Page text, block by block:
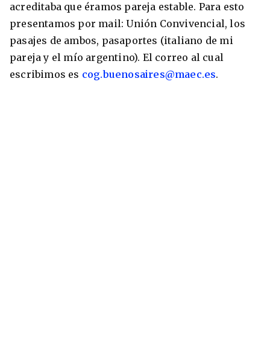
acreditaba que éramos pareja estable. Para esto
presentamos por mail: Unión Convivencial, los
pasajes de ambos, pasaportes (italiano de mi
pareja y el mío argentino). El correo al cual
escribimos es cog.buenosaires@maec.es.